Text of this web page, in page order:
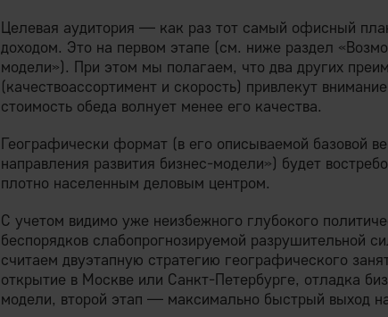
Целевая аудитория — как раз тот самый офисный
доходом. Это на первом этапе (см. ниже раздел
модели»). При этом мы полагаем, что два других
(качествоассортимент и скорость) привлекут
стоимость обеда волнует менее его качества.
Географически формат (в его описываемой базовой
направления развития бизнес-модели») будет
плотно населенным деловым центром.
С учетом видимо уже неизбежного глубокого
беспорядков слабопрогнозируемой разрушительной
считаем двуэтапную стратегию географического
открытие в Москве или Санкт-Петербурге, отладка
модели, второй этап — максимально быстрый выход